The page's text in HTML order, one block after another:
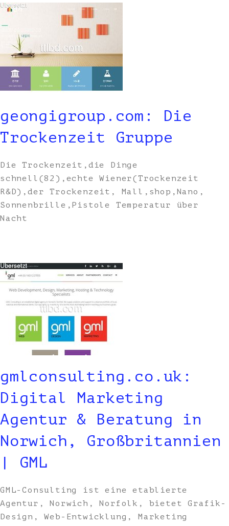
geongigroup.com: Die
Trockenzeit Gruppe
Die Trockenzeit,die Dinge
schnell(82),echte Wiener(Trockenzeit
R&D),der Trockenzeit, Mall,shop,Nano,
Sonnenbrille,Pistole Temperatur über
Nacht
gmlconsulting.co.uk:
Digital Marketing
Agentur & Beratung in
Norwich, Großbritannien
| GML
GML-Consulting ist eine etablierte
Agentur, Norwich, Norfolk, bietet Grafik-
Design, Web-Entwicklung, Marketing